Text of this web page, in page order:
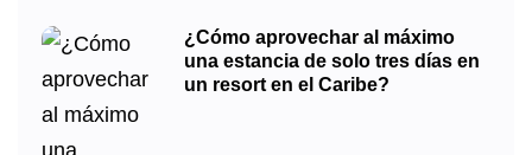
¿Cómo aprovechar al máximo
una estancia de solo tres días en
un resort en el Caribe?